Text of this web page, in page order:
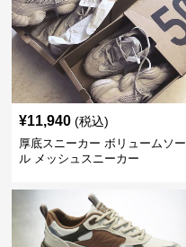
¥11,940 (税込)
厚底スニーカー ボリュームソー
ル メッシュスニーカー